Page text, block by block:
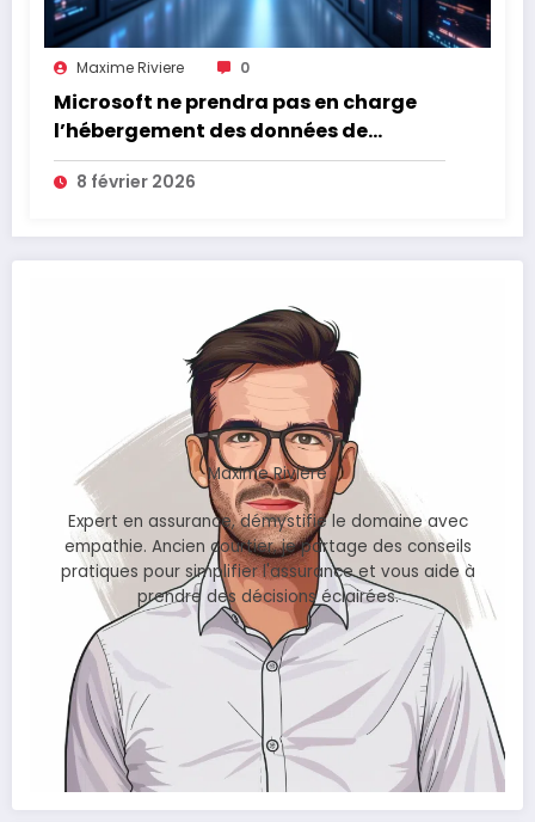
Maxime Riviere 0
Microsoft ne prendra pas en charge
l’hébergement des données de
l’Assurance Maladie
8 février 2026
Maxime Rivière
Expert en assurance, démystifie le domaine avec
empathie. Ancien courtier, je partage des conseils
pratiques pour simplifier l'assurance et vous aide à
prendre des décisions éclairées.